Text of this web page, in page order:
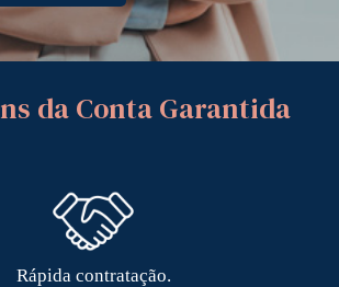
da Conta Garantida
Rápida contratação.